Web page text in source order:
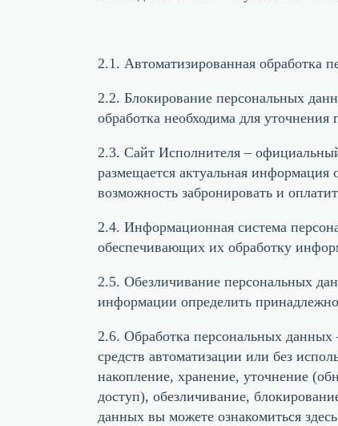
2.1. Автоматизированная обработка
2.2. Блокирование персональных
обработка необходима для
2.3. Сайт Исполнителя –
размещается актуальная
возможность забронировать и
2.4. Информационная система
обеспечивающих их обработку
2.5. Обезличивание персональных
информации определить
2.6. Обработка персональных
средств автоматизации или без
накопление, хранение, уточнение
доступ), обезличивание,
данных вы можете ознакомиться